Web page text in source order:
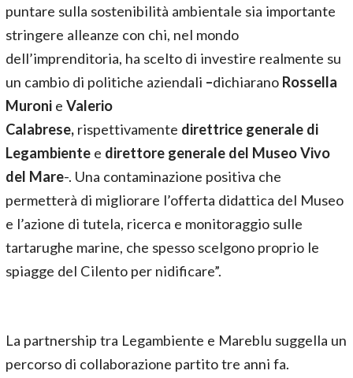
puntare sulla sostenibilità ambientale sia importante
stringere alleanze con chi, nel mondo
dell’imprenditoria, ha scelto di investire realmente su
un cambio di politiche aziendali –dichiarano Rossella
Muroni e Valerio
Calabrese, rispettivamente direttrice generale di
Legambiente e direttore generale del Museo Vivo
del Mare-. Una contaminazione positiva che
permetterà di migliorare l’offerta didattica del Museo
e l’azione di tutela, ricerca e monitoraggio sulle
tartarughe marine, che spesso scelgono proprio le
spiagge del Cilento per nidificare”.
La partnership tra Legambiente e Mareblu suggella un
percorso di collaborazione partito tre anni fa.